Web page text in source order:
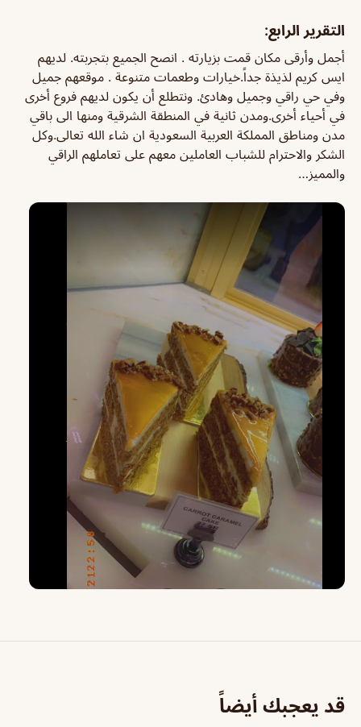
التقرير الرابع:
أجمل وأرقى مكان قمت بزيارته . انصح الجميع بتجربته. لديهم
ايس كريم لذيذة جداً.خيارات وطعمات متنوعة . موقعهم جميل
وفي حي راقي وجميل وهادئ. ونتطلع أن يكون لديهم فروع أخرى
في أحياء أخرى.ومدن ثانية في المنطقة الشرقية ومنها الى باقي
مدن ومناطق المملكة العربية السعودية ان شاء الله تعالى.وكل
الشكر والاحترام للشباب العاملين معهم على تعاملهم الراقي
والمميز…
قد يعجبك أيضاً